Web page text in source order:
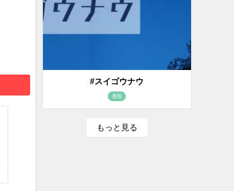
#スイゴウナウ
香取
もっと見る